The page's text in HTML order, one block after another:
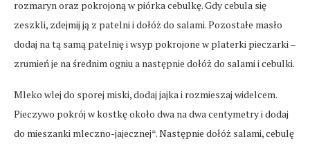
rozmaryn oraz pokrojoną w piórka cebulkę. Gdy cebula się
zeszkli, zdejmij ją z patelni i dołóż do salami. Pozostałe masło
dodaj na tą samą patelnię i wsyp pokrojone w platerki pieczarki –
zrumień je na średnim ogniu a następnie dołóż do salami i cebulki.
Mleko wlej do sporej miski, dodaj jajka i rozmieszaj widelcem.
Pieczywo pokrój w kostkę około dwa na dwa centymetry i dodaj
do mieszanki mleczno-jajecznej*. Następnie dołóż salami, cebulę